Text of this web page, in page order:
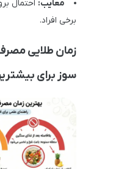
معایب: احتمال
برخی افراد.
زمان طلایی
سوز برای